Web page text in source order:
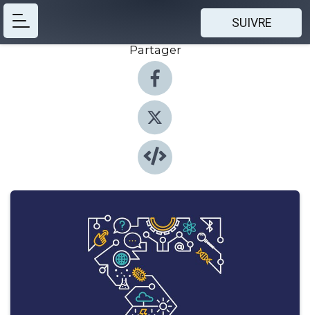
SUIVRE
Partager